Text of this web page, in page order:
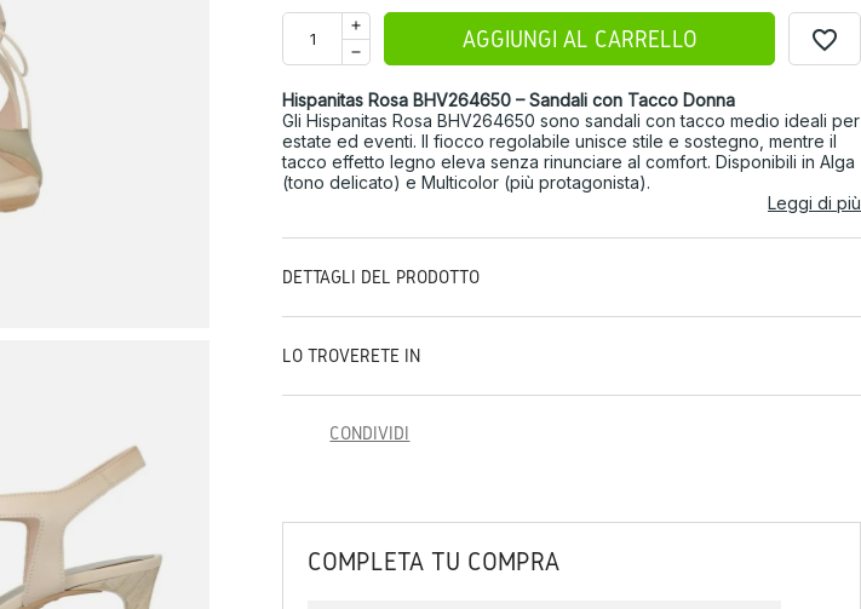
AGGIUNGI AL CARRELLO favorite_border
Hispanitas Rosa BHV264650 – Sandali con Tacco Donna
Gli Hispanitas Rosa BHV264650 sono sandali con tacco medio ideali per
estate ed eventi. Il fiocco regolabile unisce stile e sostegno, mentre il
tacco effetto legno eleva senza rinunciare al comfort. Disponibili in Alga
(tono delicato) e Multicolor (più protagonista).
Leggi di più
DETTAGLI DEL PRODOTTO
LO TROVERETE IN
CONDIVIDI
COMPLETA TU COMPRA